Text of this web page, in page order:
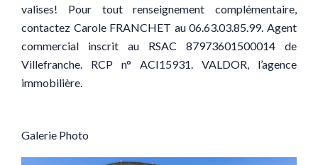
valises! Pour tout renseignement complémentaire,
contactez Carole FRANCHET au 06.63.03.85.99. Agent
commercial inscrit au RSAC 87973601500014 de
Villefranche. RCP n° ACI15931. VALDOR, l’agence
immobilière.
Galerie Photo